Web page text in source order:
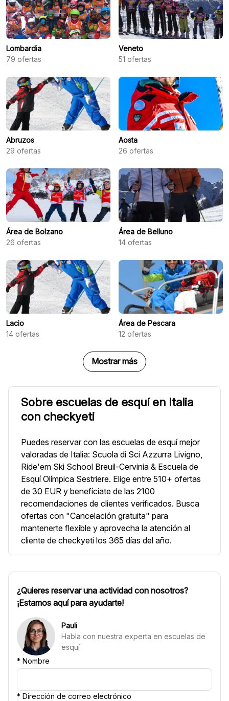
Lombardia
79 ofertas
Veneto
51 ofertas
Abruzos
29 ofertas
Aosta
26 ofertas
Área de Bolzano
26 ofertas
Área de Belluno
14 ofertas
Lacio
14 ofertas
Área de Pescara
12 ofertas
Mostrar más
Sobre escuelas de esquí en Italia
con checkyeti
Puedes reservar con las escuelas de esquí mejor
valoradas de Italia: Scuola di Sci Azzurra Livigno,
Ride'em Ski School Breuil-Cervinia & Escuela de
Esquí Olímpica Sestriere. Elige entre 510+ ofertas
de 30 EUR y benefíciate de las 2100
recomendaciones de clientes verificados. Busca
ofertas con "Cancelación gratuita" para
mantenerte flexible y aprovecha la atención al
cliente de checkyeti los 365 días del año.
¿Quieres reservar una actividad con nosotros?
¡Estamos aquí para ayudarte!
Pauli
Habla con nuestra experta en escuelas de
esquí
* Nombre
* Dirección de correo electrónico